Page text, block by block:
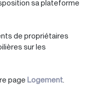
sa plateforme
de propriétaires
sur les
page Logement.